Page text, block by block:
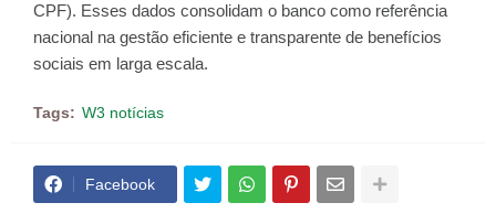
CPF). Esses dados consolidam o banco como referência
nacional na gestão eficiente e transparente de benefícios
sociais em larga escala.
Tags: W3 notícias
Facebook